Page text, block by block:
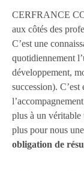
CERFRANCE
aux côtés des
C’est une
quotidiennement
développement,
succession).
plus à un véritable
plus pour nous
obligation de